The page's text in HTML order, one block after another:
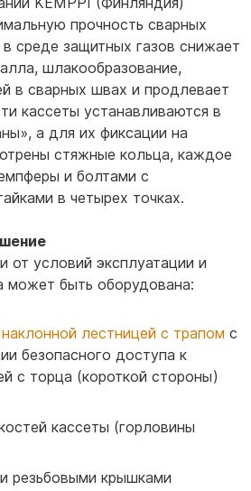
прочность сварных
среде защитных газов снижает
шлакообразование,
в сварных швах и продлевает
кассеты устанавливаются в
а для их фиксации на
стяжные кольца, каждое
и болтами с
в четырех точках.
от условий эксплуатации и
может быть оборудована:
лестницей с трапом с
безопасного доступа к
с торца (короткой стороны)
кассеты (горловины
резьбовыми крышками